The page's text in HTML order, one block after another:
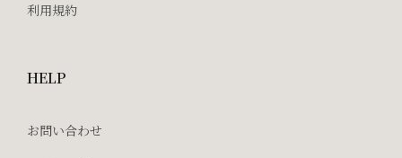
利用規約
HELP
お問い合わせ